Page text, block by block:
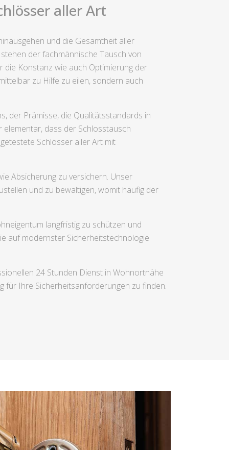
aller Art
und die Gesamtheit aller
der fachmännische Tausch von
die Konstanz wie auch Optimierung der
zu Hilfe zu eilen, sondern auch
der Prämisse, die Qualitätsstandards in
dass der Schlosstausch
Schlösser aller Art mit
Absicherung zu versichern. Unser
und zu bewältigen, womit häufig der
langfristig zu schützen und
auf modernster Sicherheitstechnologie
24 Stunden Dienst in Wohnortnähe
für Ihre Sicherheitsanforderungen zu finden.